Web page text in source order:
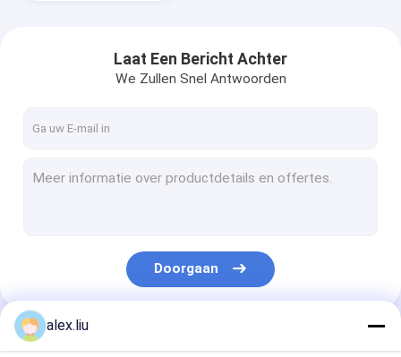
Laat Een Bericht Achter
We Zullen Snel Antwoorden
Doorgaan
Onze Categorieën
alex.liu